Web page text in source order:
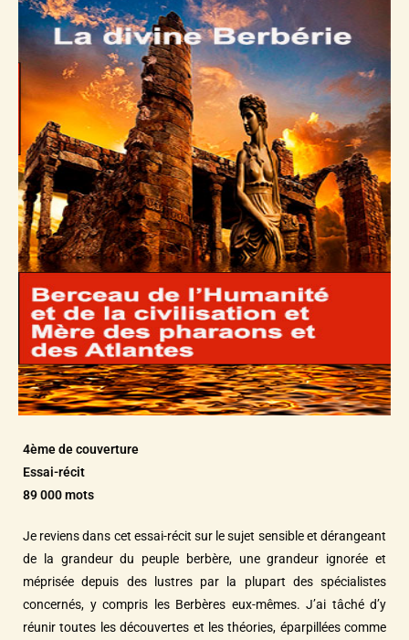
4ème de couverture
Essai-récit
89 000 mots
Je reviens dans cet essai-récit sur le sujet sensible et dérangeant
de la grandeur du peuple berbère, une grandeur ignorée et
méprisée depuis des lustres par la plupart des spécialistes
concernés, y compris les Berbères eux-mêmes. J’ai tâché d’y
réunir toutes les découvertes et les théories, éparpillées comme